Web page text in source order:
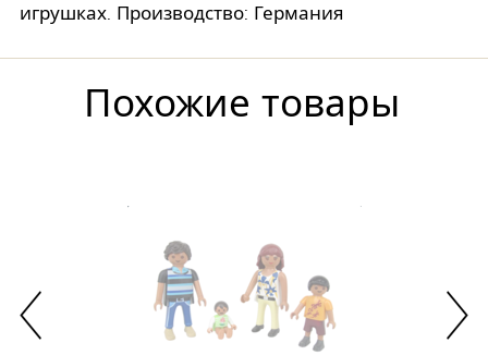
игрушках. Производство: Германия
Похожие товары